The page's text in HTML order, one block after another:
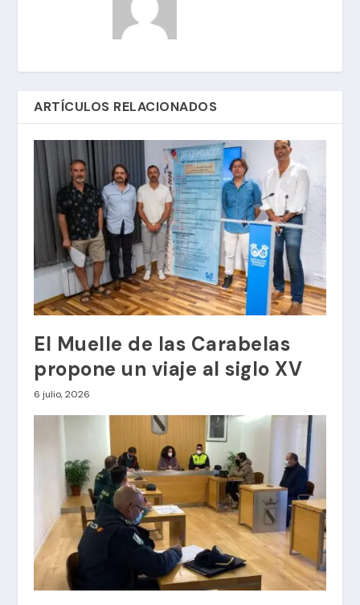
ARTÍCULOS RELACIONADOS
El Muelle de las Carabelas
propone un viaje al siglo XV
6 julio, 2026